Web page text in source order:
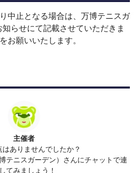
中止となる場合は、万博テニスガ
らせにて記載させていただきま
お願いいたします。
主催者
はありませんでしたか？
テニスガーデン）さんにチャットで連
てみましょう！